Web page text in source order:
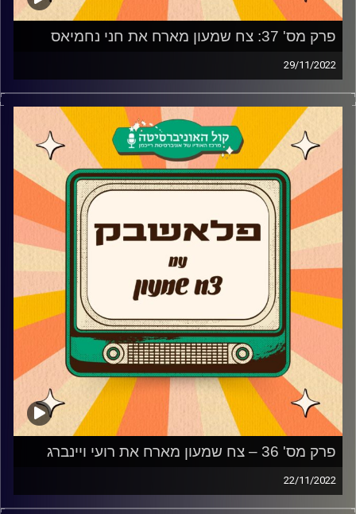
פרק מס' 37: צח שמעון מארח את חני נחמיאס
29/11/2022
צח שמעון מביא לכם מוזיקה נוסטלגית משנות ה-90, שנות
ה-2000, את השירים מהסדרות, הסרטים ואפילו הפסטיגלים
שכולנו גדלנו עליהם בשילוב סיפורים וחוויות נעורים
קרדיט תמונות:AudioVersity
פרק מס' 36 – צח שמעון מארח את רועי ויינברג
22/11/2022
צח שמעון מביא לכם מוזיקה נוסטלגית משנות ה-90, שנות